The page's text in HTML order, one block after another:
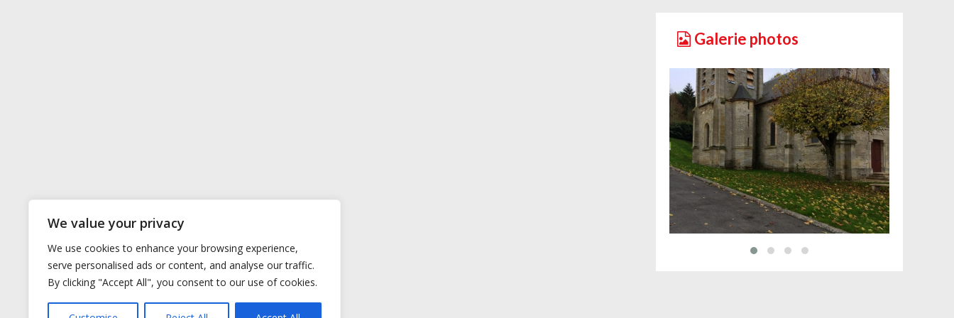
We value your privacy
We use cookies to enhance your browsing experience,
serve personalised ads or content, and analyse our traffic.
By clicking "Accept All", you consent to our use of cookies.
Galerie photos